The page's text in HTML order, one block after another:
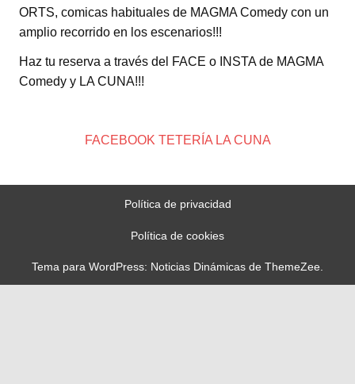
ORTS, comicas habituales de MAGMA Comedy con un
amplio recorrido en los escenarios!!!
Haz tu reserva a través del FACE o INSTA de MAGMA
Comedy y LA CUNA!!!
FACEBOOK TETERÍA LA CUNA
Política de privacidad
Política de cookies
Tema para WordPress: Noticias Dinámicas de ThemeZee.